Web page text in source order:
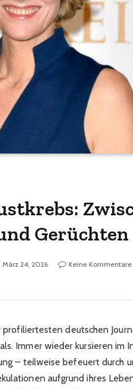
Gerüchten
März 24, 2026 Keine Kommentare
deutschen
Immer wieder kursieren im
– teilweise befeuert durch
aufgrund ihres